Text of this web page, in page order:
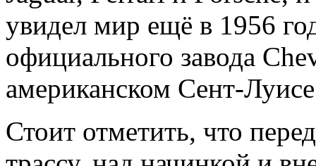
увидел мир ещё в 1956
официального завода
американском Сент-
Стоит отметить, что